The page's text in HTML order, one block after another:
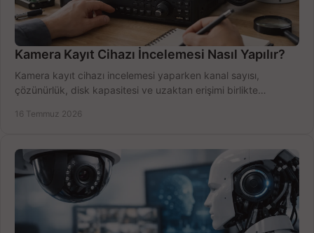
Kamera Kayıt Cihazı İncelemesi Nasıl Yapılır?
Kamera kayıt cihazı incelemesi yaparken kanal sayısı,
çözünürlük, disk kapasitesi ve uzaktan erişimi birlikte
16 Temmuz 2026